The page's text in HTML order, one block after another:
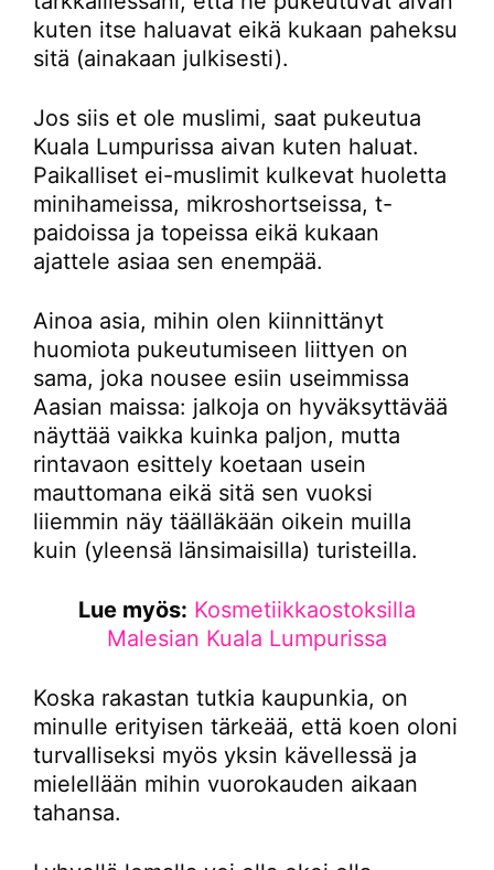
kuten itse haluavat eikä kukaan paheksu
sitä (ainakaan julkisesti).
Jos siis et ole muslimi, saat pukeutua
Kuala Lumpurissa aivan kuten haluat.
Paikalliset ei-muslimit kulkevat huoletta
minihameissa, mikroshortseissa, t-
paidoissa ja topeissa eikä kukaan
ajattele asiaa sen enempää.
Ainoa asia, mihin olen kiinnittänyt
huomiota pukeutumiseen liittyen on
sama, joka nousee esiin useimmissa
Aasian maissa: jalkoja on hyväksyttävää
näyttää vaikka kuinka paljon, mutta
rintavaon esittely koetaan usein
mauttomana eikä sitä sen vuoksi
liiemmin näy täälläkään oikein muilla
kuin (yleensä länsimaisilla) turisteilla.
Lue myös: Kosmetiikkaostoksilla
Malesian Kuala Lumpurissa
Koska rakastan tutkia kaupunkia, on
minulle erityisen tärkeää, että koen oloni
turvalliseksi myös yksin kävellessä ja
mielellään mihin vuorokauden aikaan
tahansa.